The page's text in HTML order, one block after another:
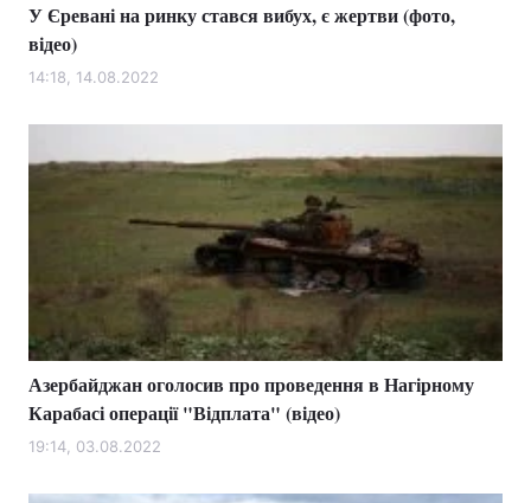
У Єревані на ринку стався вибух, є жертви (фото,
відео)
14:18, 14.08.2022
Азербайджан оголосив про проведення в Нагірному
Карабасі операції "Відплата" (відео)
19:14, 03.08.2022